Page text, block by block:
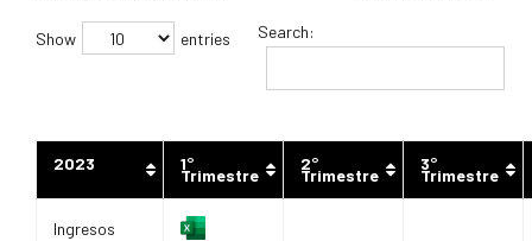
Show entries Search:
2023 1°
Trimestre
2°
Trimestre
3°
Trimestre
Ingresos